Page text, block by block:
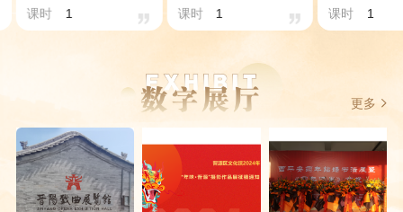
课时 1 课时 1 课时 1
更多